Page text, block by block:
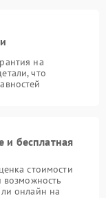
на
что
и бесплатная
стоимости
возможность
онлайн на